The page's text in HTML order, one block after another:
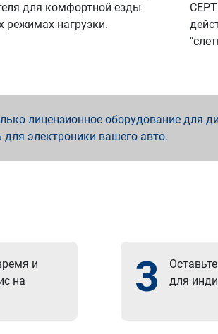
для комфортной езды
режимах нагрузки.
лицензионное оборудование для
для электроники вашего авто.
и
на
3
для